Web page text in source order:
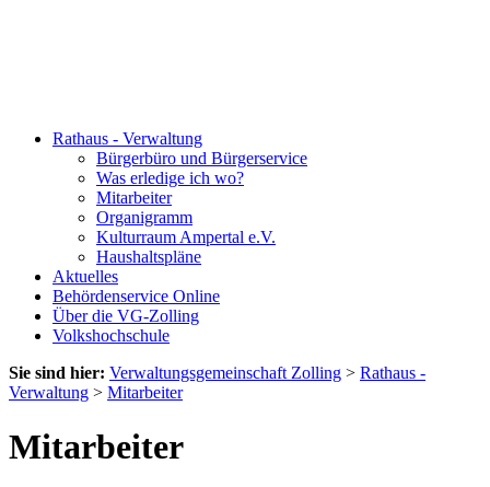
Rathaus - Verwaltung
Bürgerbüro und Bürgerservice
Was erledige ich wo?
Mitarbeiter
Organigramm
Kulturraum Ampertal e.V.
Haushaltspläne
Aktuelles
Behördenservice Online
Über die VG-Zolling
Volkshochschule
Sie sind hier: Verwaltungsgemeinschaft Zolling > Rathaus -
Verwaltung > Mitarbeiter
Mitarbeiter